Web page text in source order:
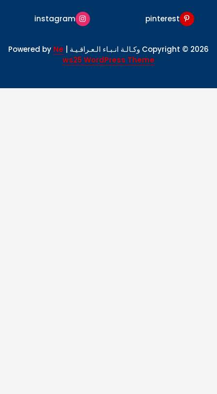
instagram pinterest
Copyright © 2026 وكـالـة انـبـاء الـعـراقـيـة | Powered by
Ne
ws25 WordPress Theme